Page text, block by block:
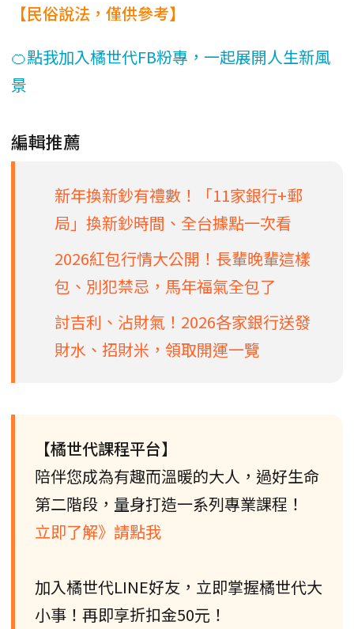
【民俗說法，僅供參考】
🍊點我加入橘世代FB粉專，一起展開人生新風
景
編輯推薦
新年換新鈔有禮數！「11家銀行+郵
局」換新鈔時間、全台據點一次看
2026紅包行情大公開！長輩晚輩這樣
包、別犯禁忌，馬年福氣全包了
討吉利、沾財氣！2026各家銀行送發
財水、招財米，領取開運一覽
【橘世代課程平台】
陪伴您成為有趣而溫暖的大人，過好生命
第二階段，量身打造一系列專業課程！
立即了解》請點我
加入橘世代LINE好友，立即掌握橘世代大
小事！再即享折扣金50元！